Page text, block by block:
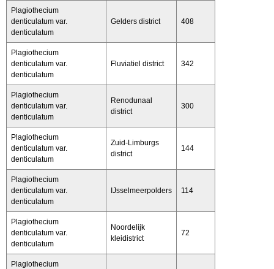
Plagiothecium
denticulatum var.
denticulatum
Gelders district 408
Plagiothecium
denticulatum var.
denticulatum
Fluviatiel district 342
Plagiothecium
denticulatum var.
denticulatum
Renodunaal
district
300
Plagiothecium
denticulatum var.
denticulatum
Zuid-Limburgs
district
144
Plagiothecium
denticulatum var.
denticulatum
IJsselmeerpolders 114
Plagiothecium
denticulatum var.
denticulatum
Noordelijk
kleidistrict
72
Plagiothecium